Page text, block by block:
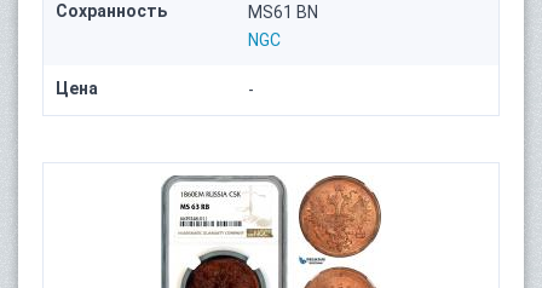
Сохранность
MS61 BN
NGC
Цена -